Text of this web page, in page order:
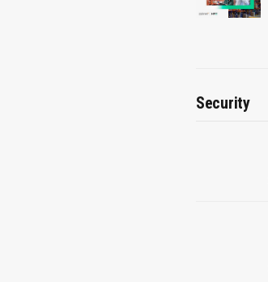
Security